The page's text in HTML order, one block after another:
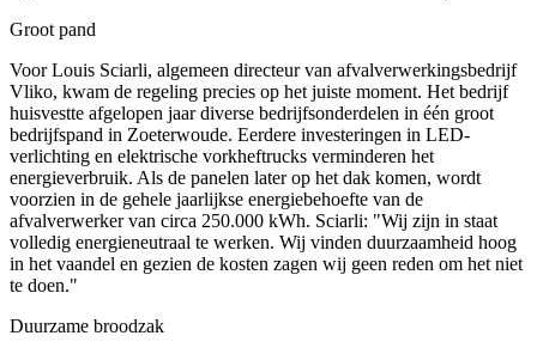
Groot pand
Voor Louis Sciarli, algemeen directeur van afvalverwerkingsbedrijf
Vliko, kwam de regeling precies op het juiste moment. Het bedrijf
huisvestte afgelopen jaar diverse bedrijfsonderdelen in één groot
bedrijfspand in Zoeterwoude. Eerdere investeringen in LED-
verlichting en elektrische vorkheftrucks verminderen het
energieverbruik. Als de panelen later op het dak komen, wordt
voorzien in de gehele jaarlijkse energiebehoefte van de
afvalverwerker van circa 250.000 kWh. Sciarli: "Wij zijn in staat
volledig energieneutraal te werken. Wij vinden duurzaamheid hoog
in het vaandel en gezien de kosten zagen wij geen reden om het niet
te doen."
Duurzame broodzak